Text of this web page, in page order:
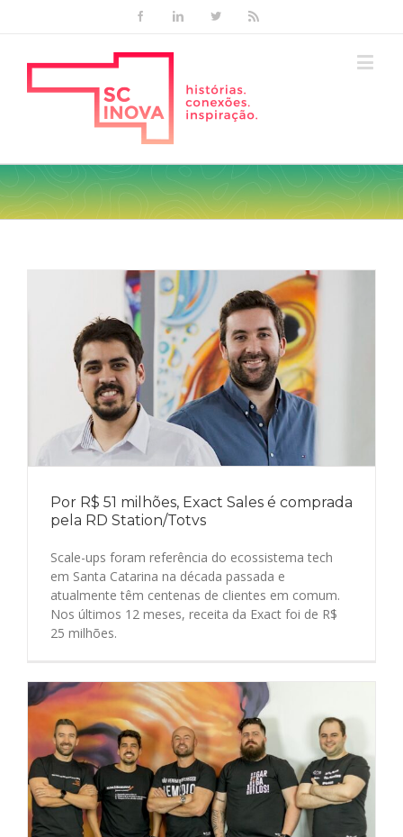
FacebookLinkedinTwitter
Por R$ 51 milhões, Exact Sales é comprada
pela RD Station/Totvs
Scale-ups foram referência do ecossistema tech
em Santa Catarina na década passada e
atualmente têm centenas de clientes em comum.
Nos últimos 12 meses, receita da Exact foi de R$
25 milhões.